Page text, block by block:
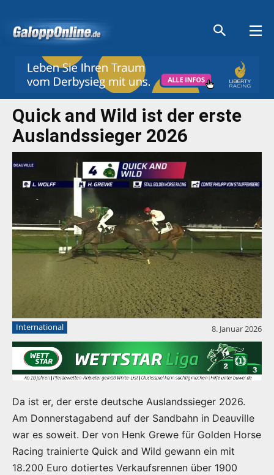
Quick and Wild ist der erste
Auslandssieger 2026
International 8. Januar 2026
Da ist er, der erste deutsche Auslandssieger 2026.
Am Donnerstagabend auf der Sandbahn in Deauville
war es soweit. Der von Henk Grewe für Golden Horse
Racing trainierte Quick and Wild gewann ein mit
18.200 Euro dotiertes Verkaufsrennen über 1900